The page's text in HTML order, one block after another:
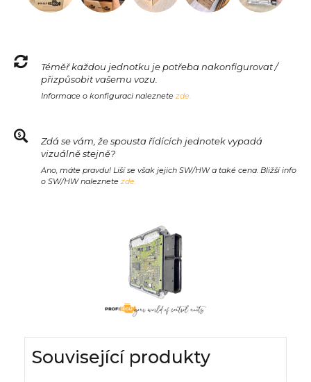
Téměř každou jednotku je potřeba nakonfigurovat /
přizpůsobit vašemu vozu.
Informace o konfiguraci naleznete zde.
Zdá se vám, že spousta řídících jednotek vypadá
vizuálně stejně?
Ano, máte pravdu! Liší se však jejich SW/HW a také cena. Bližší info
o SW/HW naleznete zde.
Související produkty